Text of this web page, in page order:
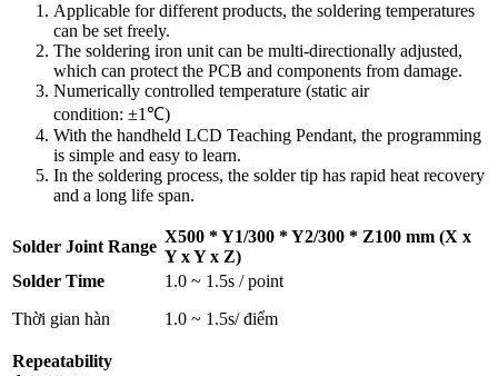
Applicable for different products, the soldering temperatures
can be set freely.
The soldering iron unit can be multi-directionally adjusted,
which can protect the PCB and components from damage.
Numerically controlled temperature (static air
condition: ±1℃)
With the handheld LCD Teaching Pendant, the programming
is simple and easy to learn.
In the soldering process, the solder tip has rapid heat recovery
and a long life span.
Solder Joint Range
X500 * Y1/300 * Y2/300 * Z100 mm (X x
Y x Y x Z)
Solder Time
Thời gian hàn
1.0 ~ 1.5s / point
1.0 ~ 1.5s/ điểm
Repeatability